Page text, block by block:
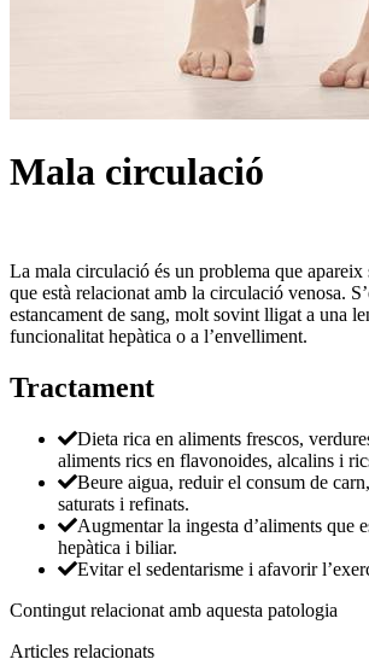
Mala circulació
La mala circulació és un problema que apareix
que està relacionat amb la circulació venosa.
estancament de sang, molt sovint lligat a una
funcionalitat hepàtica o a l’envelliment.
Tractament
Dieta rica en aliments frescos,
aliments rics en flavonoides, alcalins i
Beure aigua, reduir el consum de
saturats i refinats.
Augmentar la ingesta d’aliments que
hepàtica i biliar.
Evitar el sedentarisme i afavorir
Contingut relacionat amb aquesta patologia
Articles relacionats